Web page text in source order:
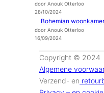
door Anouk Otterloo
28/10/2024
Bohemian
door Anouk Otterloo
16/09/2024
Copyright © 2024
Algemene
Verzend- en